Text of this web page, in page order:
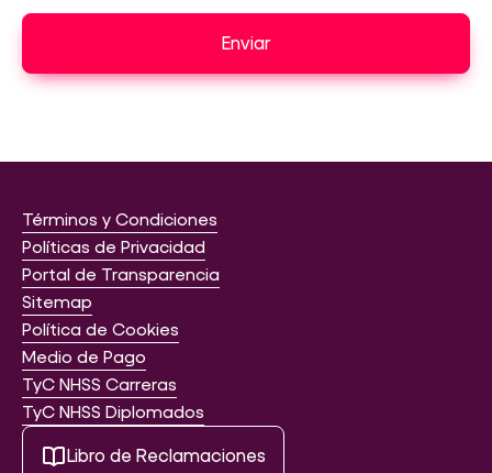
Enviar
Términos y Condiciones
Políticas de Privacidad
Portal de Transparencia
Sitemap
Política de Cookies
Medio de Pago
TyC NHSS Carreras
TyC NHSS Diplomados
Libro de Reclamaciones